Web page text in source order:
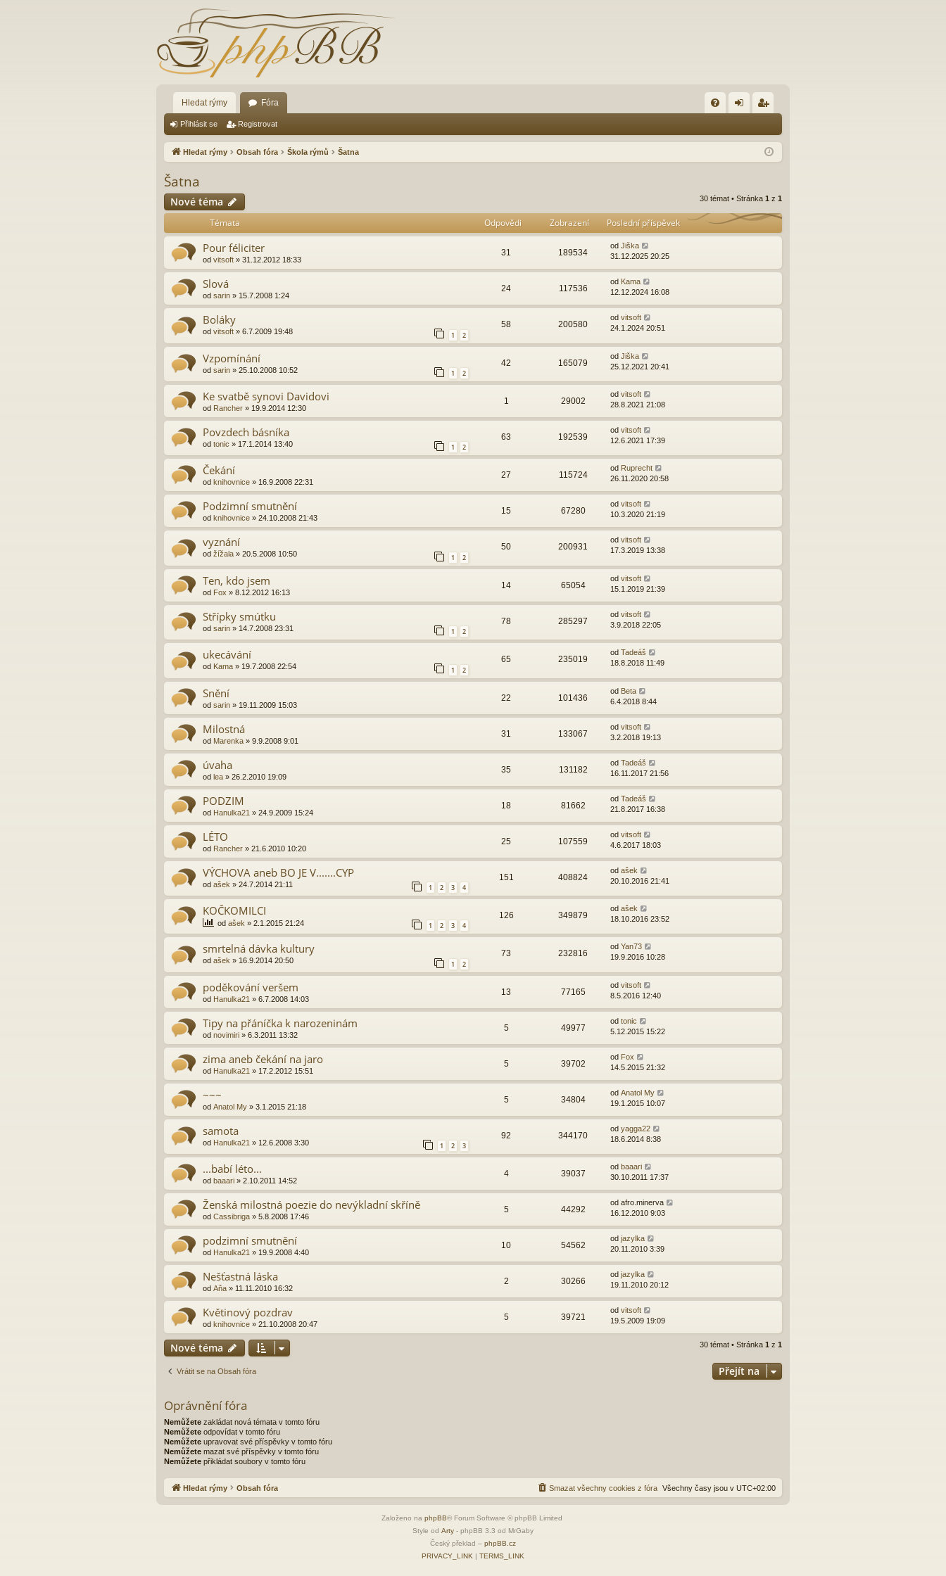
Hledat rýmy Fóra
Q lá ist
Přihlásit se Registrovat
Hledat rýmy Obsah fóra Škola rýmů Šatna
Šatna
Nové téma 30 témat • Stránka 1 z 1
Témata Odpovědi Zobrazení Poslední příspěvek
Pour féliciter
od vitsoft » 31.12.2012 18:33
31 189534
od Jiška
31.12.2025 20:25
Slová
od sarin » 15.7.2008 1:24
24 117536
od Kama
12.12.2024 16:08
Boláky
od vitsoft » 6.7.2009 19:48 1 2
58 200580
od vitsoft
24.1.2024 20:51
Vzpomínání
od sarin » 25.10.2008 10:52 1 2
42 165079
od Jiška
25.12.2021 20:41
Ke svatbě synovi Davidovi
od Rancher » 19.9.2014 12:30
1 29002
od vitsoft
28.8.2021 21:08
Povzdech básníka
od tonic » 17.1.2014 13:40 1 2
63 192539
od vitsoft
12.6.2021 17:39
Čekání
od knihovnice » 16.9.2008 22:31
27 115724
od Ruprecht
26.11.2020 20:58
Podzimní smutnění
od knihovnice » 24.10.2008 21:43
15 67280
od vitsoft
10.3.2020 21:19
vyznání
od žížala » 20.5.2008 10:50 1 2
50 200931
od vitsoft
17.3.2019 13:38
Ten, kdo jsem
od Fox » 8.12.2012 16:13
14 65054
od vitsoft
15.1.2019 21:39
Střípky smútku
od sarin » 14.7.2008 23:31 1 2
78 285297
od vitsoft
3.9.2018 22:05
ukecávání
od Kama » 19.7.2008 22:54 1 2
65 235019
od Tadeáš
18.8.2018 11:49
Snění
od sarin » 19.11.2009 15:03
22 101436
od Beta
6.4.2018 8:44
Milostná
od Marenka » 9.9.2008 9:01
31 133067
od vitsoft
3.2.2018 19:13
úvaha
od lea » 26.2.2010 19:09
35 131182
od Tadeáš
16.11.2017 21:56
PODZIM
od Hanulka21 » 24.9.2009 15:24
18 81662
od Tadeáš
21.8.2017 16:38
LÉTO
od Rancher » 21.6.2010 10:20
25 107559
od vitsoft
4.6.2017 18:03
VÝCHOVA aneb BO JE V.......CYP
od ašek » 24.7.2014 21:11 1 2 3 4
151 408824
od ašek
20.10.2016 21:41
KOČKOMILCI
od ašek » 2.1.2015 21:24 1 2 3 4
126 349879
od ašek
18.10.2016 23:52
smrtelná dávka kultury
od ašek » 16.9.2014 20:50 1 2
73 232816
od Yan73
19.9.2016 10:28
poděkování veršem
od Hanulka21 » 6.7.2008 14:03
13 77165
od vitsoft
8.5.2016 12:40
Tipy na přáníčka k narozeninám
od novimiri » 6.3.2011 13:32
5 49977
od tonic
5.12.2015 15:22
zima aneb čekání na jaro
od Hanulka21 » 17.2.2012 15:51
5 39702
od Fox
14.5.2015 21:32
~~~
od Anatol My » 3.1.2015 21:18
5 34804
od Anatol My
19.1.2015 10:07
samota
od Hanulka21 » 12.6.2008 3:30 1 2 3
92 344170
od yagga22
18.6.2014 8:38
...babí léto...
od baaari » 2.10.2011 14:52
4 39037
od baaari
30.10.2011 17:37
Ženská milostná poezie do nevýkladní skříně
od Cassibriga » 5.8.2008 17:46
5 44292
od afro.minerva
16.12.2010 9:03
podzimní smutnění
od Hanulka21 » 19.9.2008 4:40
10 54562
od jazylka
20.11.2010 3:39
Nešťastná láska
od Aňa » 11.11.2010 16:32
2 30266
od jazylka
19.11.2010 20:12
Květinový pozdrav
od knihovnice » 21.10.2008 20:47
5 39721
od vitsoft
19.5.2009 19:09
Nové téma 30 témat • Stránka 1 z 1
Vrátit se na Obsah fóra Přejít na
Oprávnění fóra
Nemůžete zakládat nová témata v tomto fóru
Nemůžete odpovídat v tomto fóru
Nemůžete upravovat své příspěvky v tomto fóru
Nemůžete mazat své příspěvky v tomto fóru
Nemůžete přikládat soubory v tomto fóru
Hledat rýmy Obsah fóra Všechny časy jsou v UTC+02:00
Smazat všechny cookies z fóra
Založeno na phpBB® Forum Software © phpBB Limited
Style od Arty - phpBB 3.3 od MrGaby
Český překlad – phpBB.cz
PRIVACY_LINK | TERMS_LINK